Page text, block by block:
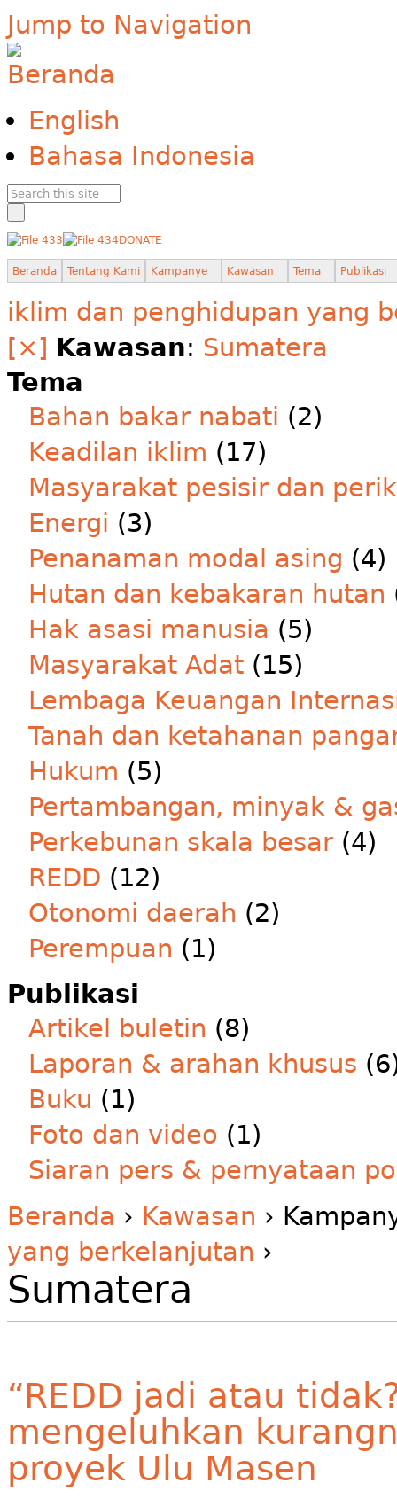
Jump to Navigation
English
Bahasa Indonesia
DONATE
Beranda Tentang Kami Kampanye Kawasan Tema Publikasi
iklim dan penghidupan yang
[×] Kawasan: Sumatera
Tema
Bahan bakar nabati (2)
Keadilan iklim (17)
Masyarakat pesisir dan
Energi (3)
Penanaman modal asing (4)
Hutan dan kebakaran hutan
Hak asasi manusia (5)
Masyarakat Adat (15)
Lembaga Keuangan
Tanah dan ketahanan
Hukum (5)
Pertambangan, minyak &
Perkebunan skala besar (4)
REDD (12)
Otonomi daerah (2)
Perempuan (1)
Publikasi
Artikel buletin (8)
Laporan & arahan khusus
Buku (1)
Foto dan video (1)
Siaran pers & pernyataan
Beranda › Kawasan ›
yang berkelanjutan ›
Sumatera
“REDD jadi atau
mengeluhkan
proyek Ulu Masen